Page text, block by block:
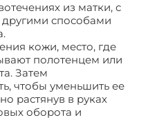
из матки, с
способами
кожи, место, где
полотенцем или
Затем
чтобы уменьшить ее
растянув в руках
оборота и